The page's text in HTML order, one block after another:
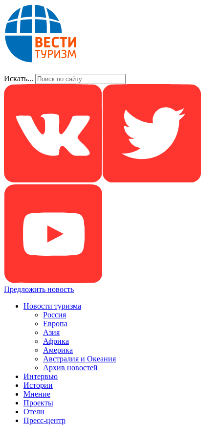
Искать...
Предложить новость
Новости туризма
Россия
Европа
Азия
Африка
Америка
Австралия и Океания
Архив новостей
Интервью
Истории
Мнение
Проекты
Отели
Пресс-центр